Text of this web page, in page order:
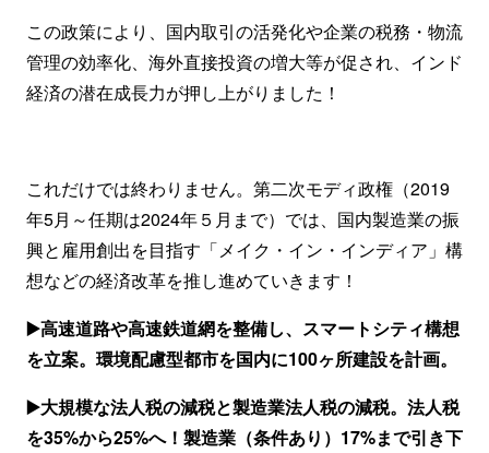
この政策により、国内取引の活発化や企業の税務・物流
管理の効率化、海外直接投資の増大等が促され、インド
経済の潜在成長力が押し上がりました！
これだけでは終わりません。第二次モディ政権（2019
年5月～任期は2024年５月まで）では、国内製造業の振
興と雇用創出を目指す「メイク・イン・インディア」構
想などの経済改革を推し進めていきます！
▶️高速道路や高速鉄道網を整備し、スマートシティ構想
を立案。環境配慮型都市を国内に100ヶ所建設を計画。
▶️大規模な法人税の減税と製造業法人税の減税。法人税
を35%から25%へ！製造業（条件あり）17%まで引き下